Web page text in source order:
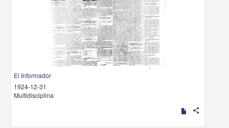
El Informador
1924-12-31
Multidisciplina
share